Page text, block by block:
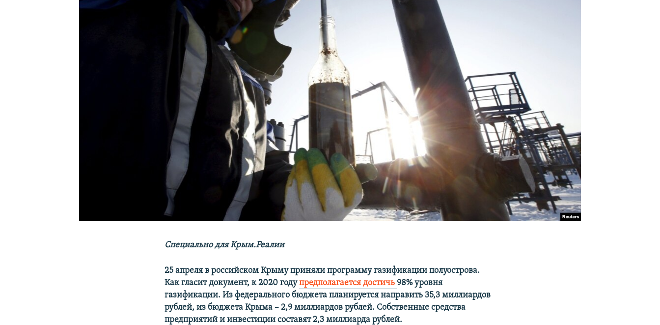
Специально для Крым.Реалии
25 апреля в российском Крыму приняли программу газификации полуострова.
Как гласит документ, к 2020 годупредполагается достичь 98% уровня
газификации. Из федерального бюджета планируется направить 35,3 миллиардов
рублей, из бюджета Крыма – 2,9 миллиардов рублей. Собственные средства
предприятий и инвестиции составят 2,3 миллиарда рублей.